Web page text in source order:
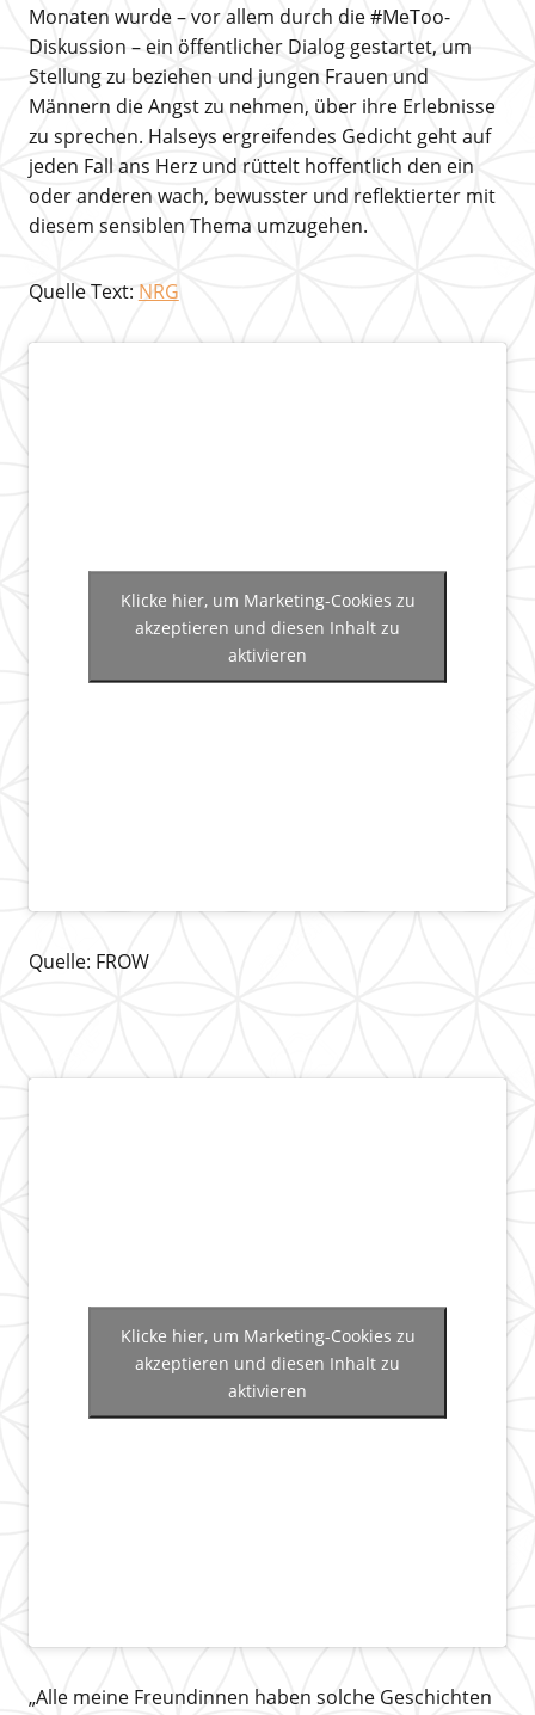
Monaten wurde – vor allem durch die #MeToo-
Diskussion – ein öffentlicher Dialog gestartet, um
Stellung zu beziehen und jungen Frauen und
Männern die Angst zu nehmen, über ihre Erlebnisse
zu sprechen. Halseys ergreifendes Gedicht geht auf
jeden Fall ans Herz und rüttelt hoffentlich den ein
oder anderen wach, bewusster und reflektierter mit
diesem sensiblen Thema umzugehen.
Quelle Text: NRG
Klicke hier, um Marketing-Cookies zu
akzeptieren und diesen Inhalt zu
aktivieren
Quelle: FROW
Klicke hier, um Marketing-Cookies zu
akzeptieren und diesen Inhalt zu
aktivieren
„Alle meine Freundinnen haben solche Geschichten